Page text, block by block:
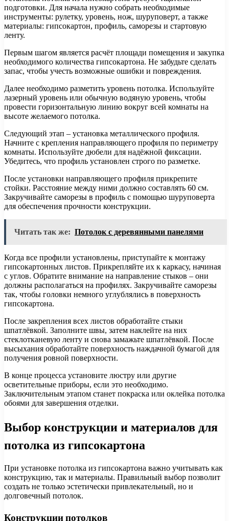
подготовки. Для начала нужно собрать необходимые
инструменты: рулетку, уровень, нож, шуруповерт, а также
материалы: гипсокартон, профиль, саморезы и стартовую
ленту.
Первым шагом является расчёт площади помещения и закупка
необходимого количества гипсокартона. Не забудьте сделать
запас, чтобы учесть возможные ошибки и повреждения.
Далее необходимо разметить уровень потолка. Используйте
лазерный уровень или обычную водяную уровень, чтобы
провести горизонтальную линию вокруг всей комнаты на
высоте желаемого потолка.
Следующий этап – установка металлического профиля.
Начните с крепления направляющего профиля по периметру
комнаты. Используйте дюбели для надёжной фиксации.
Убедитесь, что профиль установлен строго по разметке.
После установки направляющего профиля прикрепите
стойки. Расстояние между ними должно составлять 60 см.
Закручивайте саморезы в профиль с помощью шуруповерта
для обеспечения прочности конструкции.
Читать так же: Потолок с деревянными панелями
Когда все профили установлены, приступайте к монтажу
гипсокартонных листов. Прикрепляйте их к каркасу, начиная
с углов. Обратите внимание на направление стыков – они
должны располагаться на профилях. Закручивайте саморезы
так, чтобы головки немного углублялись в поверхность
гипсокартона.
После закрепления всех листов обработайте стыки
шпатлёвкой. Заполните швы, затем наклейте на них
стеклотканевую ленту и снова замажьте шпатлёвкой. После
высыхания обработайте поверхность наждачной бумагой для
получения ровной поверхности.
В конце процесса установите люстру или другие
осветительные приборы, если это необходимо.
Заключительным этапом станет покраска или оклейка потолка
обоями для завершения отделки.
Выбор конструкции и материалов для
потолка из гипсокартона
При установке потолка из гипсокартона важно учитывать как
конструкцию, так и материалы. Правильный выбор позволит
создать не только эстетически привлекательный, но и
долговечный потолок.
Конструкции потолков